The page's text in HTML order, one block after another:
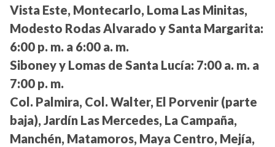
Vista Este, Montecarlo, Loma Las Minitas,
Modesto Rodas Alvarado y Santa Margarita:
6:00 p. m. a 6:00 a. m.
Siboney y Lomas de Santa Lucía: 7:00 a. m. a
7:00 p. m.
Col. Palmira, Col. Walter, El Porvenir (parte
baja), Jardín Las Mercedes, La Campaña,
Manchén, Matamoros, Maya Centro, Mejía,